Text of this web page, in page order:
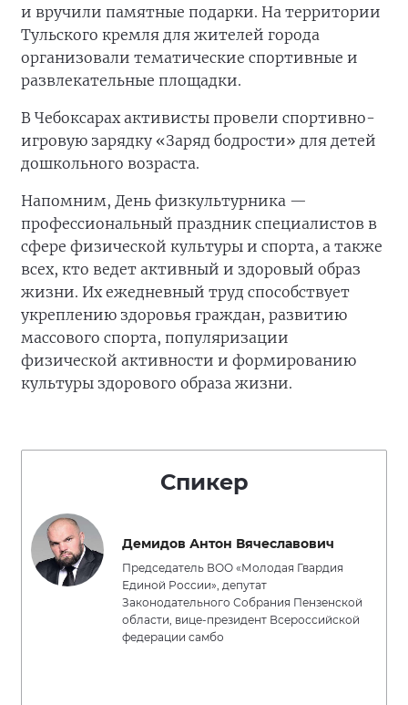
и вручили памятные подарки. На территории
Тульского кремля для жителей города
организовали тематические спортивные и
развлекательные площадки.
В Чебоксарах активисты провели спортивно-
игровую зарядку «Заряд бодрости» для детей
дошкольного возраста.
Напомним, День физкультурника —
профессиональный праздник специалистов в
сфере физической культуры и спорта, а также
всех, кто ведет активный и здоровый образ
жизни. Их ежедневный труд способствует
укреплению здоровья граждан, развитию
массового спорта, популяризации
физической активности и формированию
культуры здорового образа жизни.
Спикер
Демидов Антон Вячеславович
Председатель ВОО «Молодая Гвардия
Единой России», депутат
Законодательного Собрания Пензенской
области, вице-президент Всероссийской
федерации самбо